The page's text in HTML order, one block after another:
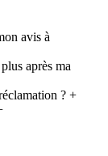
avis à
après ma
?+